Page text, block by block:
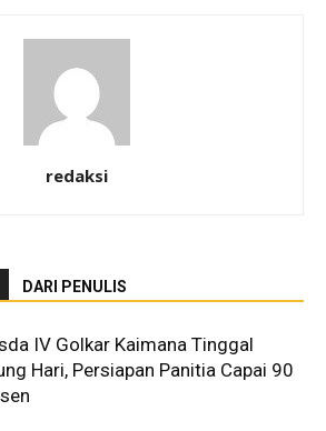
redaksi
DARI PENULIS
IV Golkar Kaimana Tinggal
Hari, Persiapan Panitia Capai 90